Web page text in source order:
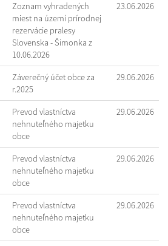
Zoznam vyhradených
miest na území prírodnej
rezervácie pralesy
Slovenska - Šimonka z
10.06.2026
23.06.2026
Záverečný účet obce za
r.2025
29.06.2026
Prevod vlastníctva
nehnuteľného majetku
obce
29.06.2026
Prevod vlastníctva
nehnuteľného majetku
obce
29.06.2026
Prevod vlastníctva
nehnuteľného majetku
obce
29.06.2026